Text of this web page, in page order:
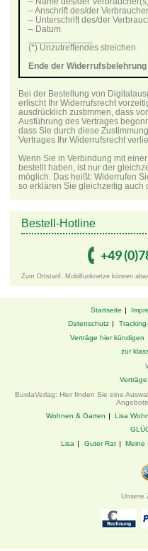
– Anschrift des/der
– Unterschrift des/der
– Datum
(*) Unzutreffendes streichen.
Ende der Widerrufsbelehrung
Bei der Bestellung von
erlischt Ihr Widerrufsrecht
ausdrücklich zustimmen, dass
Ausführung des Vertrages
dass Sie durch diese
Vertrages Ihr Widerrufsrecht
Wenn Sie in Verbindung mit
bestellt haben, ist nur der
möglich. Das heißt: Widerrufen
so erklären Sie gleichzeitig auch
Bestell-Hotline
+49
Zum Ortstarif, Mobilfunknetze können
Startseite
Datenschutz
Verträge hier kündigen
zur
BurdaVerlag: Hier finden Sie eine
Wohnen & Garten
Lisa
Lisa
Guter Rat Meine
Unsere